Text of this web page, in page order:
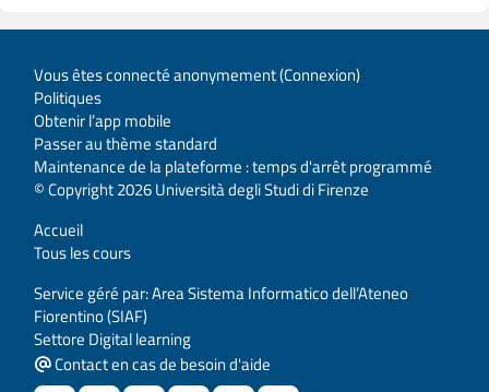
Vous êtes connecté anonymement (Connexion)
Politiques
Obtenir l’app mobile
Passer au thème standard
Maintenance de la plateforme : temps d'arrêt programmé
© Copyright 2026 Università degli Studi di Firenze
Accueil
Tous les cours
Service géré par: Area Sistema Informatico dell’Ateneo
Fiorentino (SIAF)
Settore Digital learning
Contact en cas de besoin d'aide